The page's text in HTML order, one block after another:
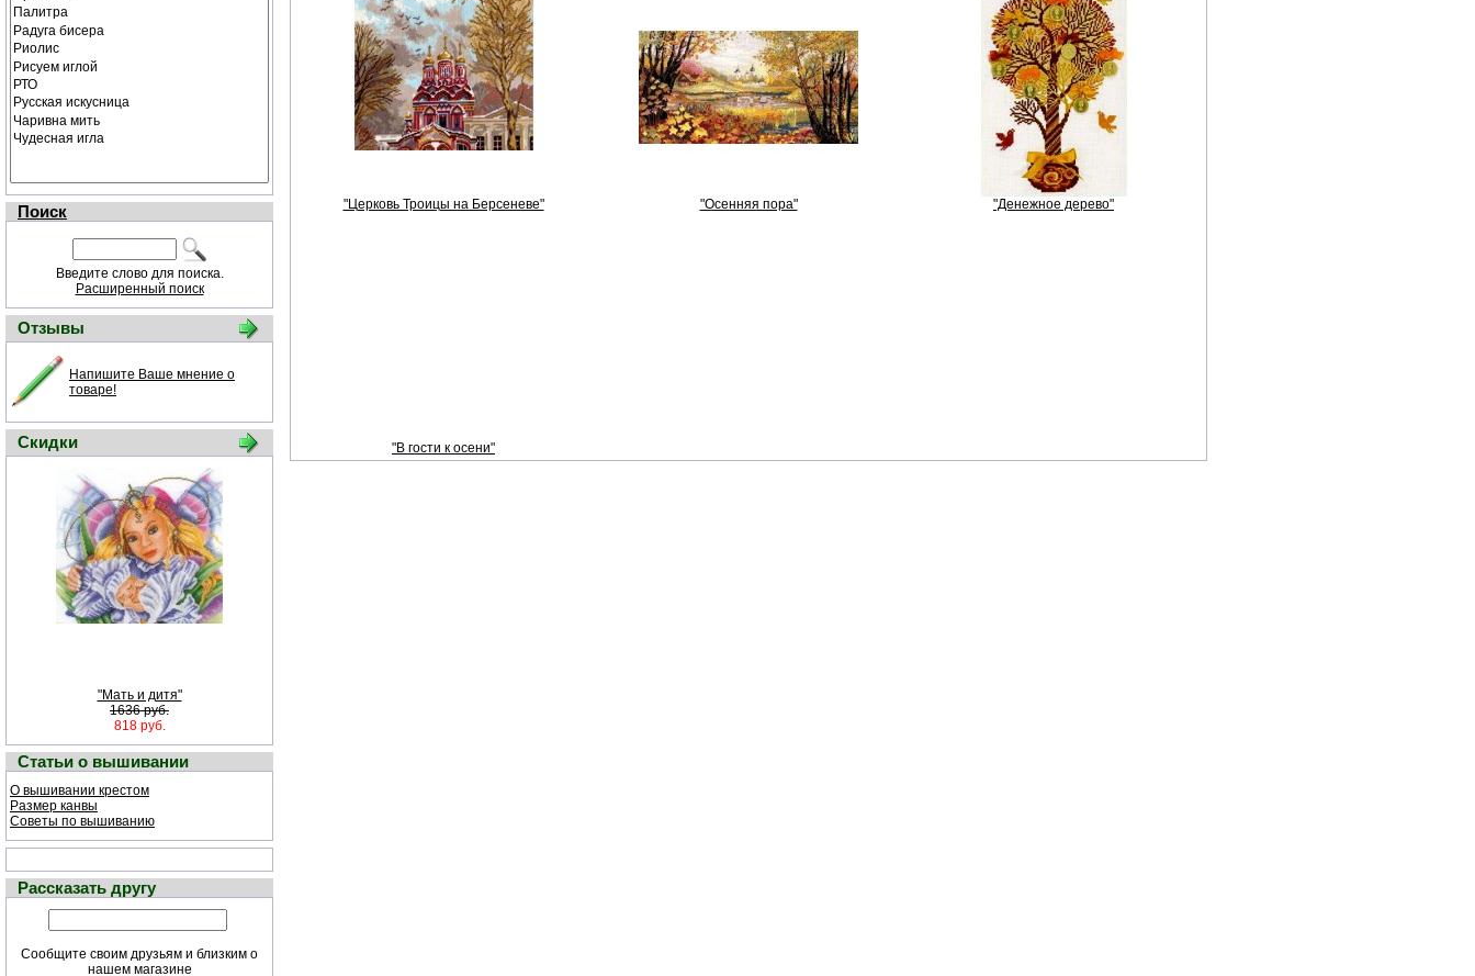
Поиск
Введите слово для поиска.
Расширенный поиск
Отзывы
Напишите Ваше мнение о
товаре!
Скидки
"Мать и дитя"
1636 руб.
818 руб.
Статьи о вышивании
О вышивании крестом
Размер канвы
Советы по вышиванию
Рассказать другу
Сообщите своим друзьям и близким о
нашем магазине
"Церковь Троицы на Берсеневе" "Осенняя пора" "Денежное дерево"
"В гости к осени"